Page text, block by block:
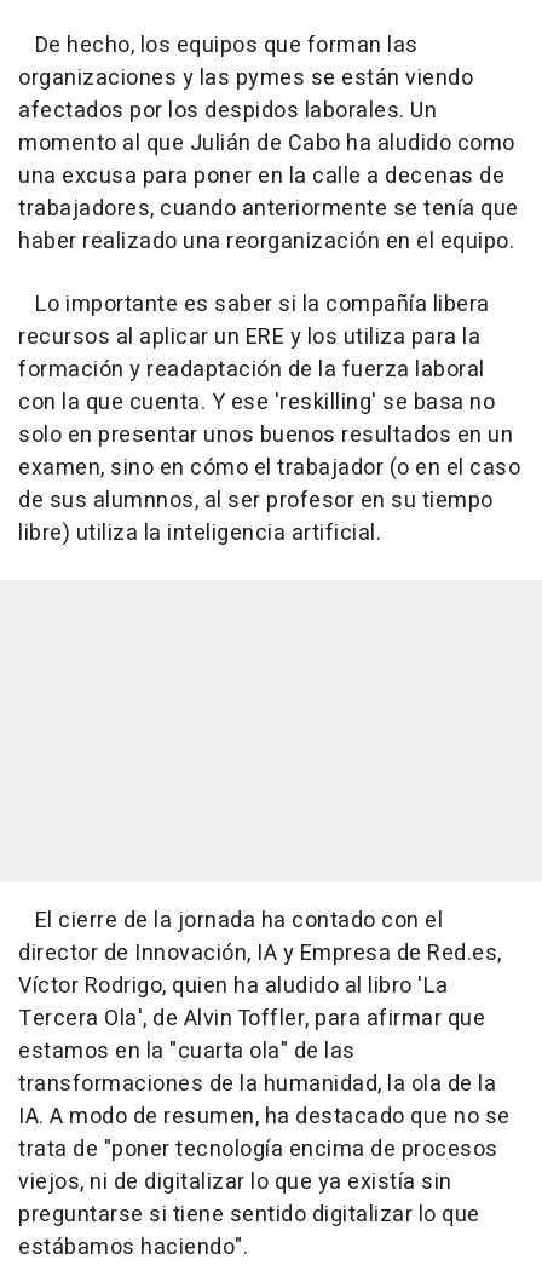
De hecho, los equipos que forman las
organizaciones y las pymes se están viendo
afectados por los despidos laborales. Un
momento al que Julián de Cabo ha aludido como
una excusa para poner en la calle a decenas de
trabajadores, cuando anteriormente se tenía que
haber realizado una reorganización en el equipo.
Lo importante es saber si la compañía libera
recursos al aplicar un ERE y los utiliza para la
formación y readaptación de la fuerza laboral
con la que cuenta. Y ese 'reskilling' se basa no
solo en presentar unos buenos resultados en un
examen, sino en cómo el trabajador (o en el caso
de sus alumnnos, al ser profesor en su tiempo
libre) utiliza la inteligencia artificial.
El cierre de la jornada ha contado con el
director de Innovación, IA y Empresa de Red.es,
Víctor Rodrigo, quien ha aludido al libro 'La
Tercera Ola', de Alvin Toffler, para afirmar que
estamos en la "cuarta ola" de las
transformaciones de la humanidad, la ola de la
IA. A modo de resumen, ha destacado que no se
trata de "poner tecnología encima de procesos
viejos, ni de digitalizar lo que ya existía sin
preguntarse si tiene sentido digitalizar lo que
estábamos haciendo".